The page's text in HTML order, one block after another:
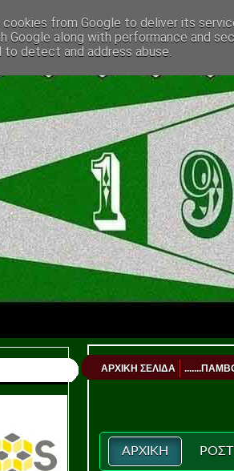
ΑΡΧΙΚΗ ΣΕΛΙΔΑ
ΑΡΧΙΚΗ
from Google to deliver its
Google along with performance and
detect and address abuse.